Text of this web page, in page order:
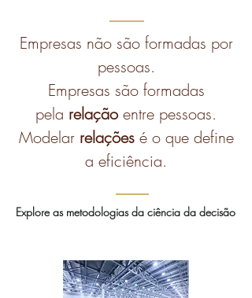
Empresas não são formadas por
pessoas.
Empresas são formadas
pela relação entre pessoas.
Modelar relaçõesé o que define
a eficiência.
Explore as metodologias da ciência da decisão